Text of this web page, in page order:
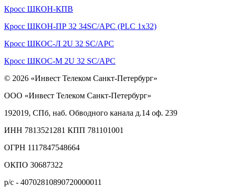
Кросс ШКОН-КПВ
Кросс ШКОН-ПР 32 34SC/APC (PLC 1х32)
Кросс ШКОС-Л 2U 32 SC/APC
Кросс ШКОС-М 2U 32 SC/APC
© 2026 «Инвест Телеком Санкт-Петербург»
ООО «Инвест Телеком Санкт-Петербург»
192019, СПб, наб. Обводного канала д.14 оф. 239
ИНН 7813521281 КПП 781101001
ОГРН 1117847548664
ОКПО 30687322
р/с - 40702810890720000011